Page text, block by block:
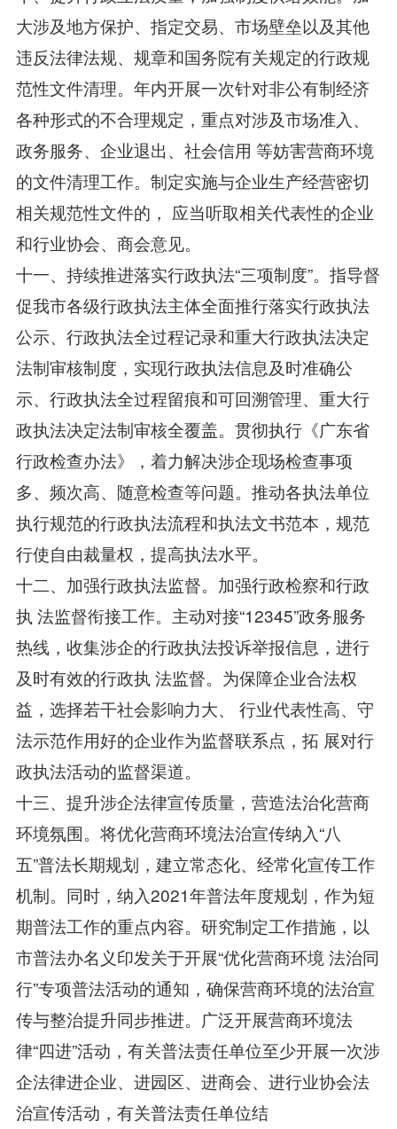
大涉及地方保护、指定交易、市场壁垒以及其他
违反法律法规、规章和国务院有关规定的行政规
范性文件清理。年内开展一次针对非公有制经济
各种形式的不合理规定，重点对涉及市场准入、
政务服务、企业退出、社会信用 等妨害营商环境
的文件清理工作。制定实施与企业生产经营密切
相关规范性文件的， 应当听取相关代表性的企业
和行业协会、商会意见。
十一、持续推进落实行政执法“三项制度”。指导督
促我市各级行政执法主体全面推行落实行政执法
公示、行政执法全过程记录和重大行政执法决定
法制审核制度，实现行政执法信息及时准确公
示、行政执法全过程留痕和可回溯管理、重大行
政执法决定法制审核全覆盖。贯彻执行《广东省
行政检查办法》，着力解决涉企现场检查事项
多、频次高、随意检查等问题。推动各执法单位
执行规范的行政执法流程和执法文书范本，规范
行使自由裁量权，提高执法水平。
十二、加强行政执法监督。加强行政检察和行政
执 法监督衔接工作。主动对接“12345”政务服务
热线，收集涉企的行政执法投诉举报信息，进行
及时有效的行政执 法监督。为保障企业合法权
益，选择若干社会影响力大、 行业代表性高、守
法示范作用好的企业作为监督联系点，拓 展对行
政执法活动的监督渠道。
十三、提升涉企法律宣传质量，营造法治化营商
环境氛围。将优化营商环境法治宣传纳入“八
五”普法长期规划，建立常态化、经常化宣传工作
机制。同时，纳入2021年普法年度规划，作为短
期普法工作的重点内容。研究制定工作措施，以
市普法办名义印发关于开展“优化营商环境 法治同
行”专项普法活动的通知，确保营商环境的法治宣
传与整治提升同步推进。广泛开展营商环境法
律“四进”活动，有关普法责任单位至少开展一次涉
企法律进企业、进园区、进商会、进行业协会法
治宣传活动，有关普法责任单位结